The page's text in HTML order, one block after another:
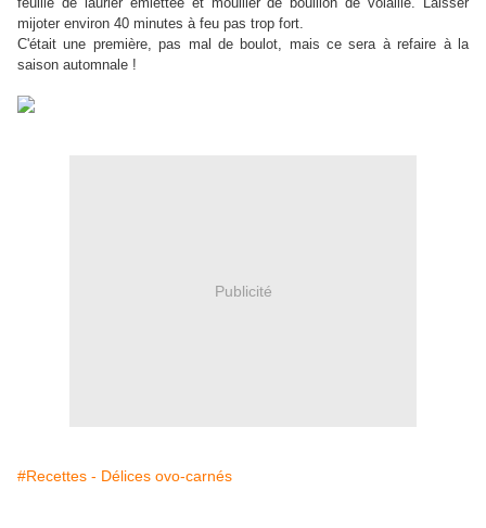
mijoter environ 40 minutes à feu pas trop fort.
C'était une première, pas mal de boulot, mais ce sera à refaire à la
saison automnale !
Publicité
#Recettes - Délices ovo-carnés